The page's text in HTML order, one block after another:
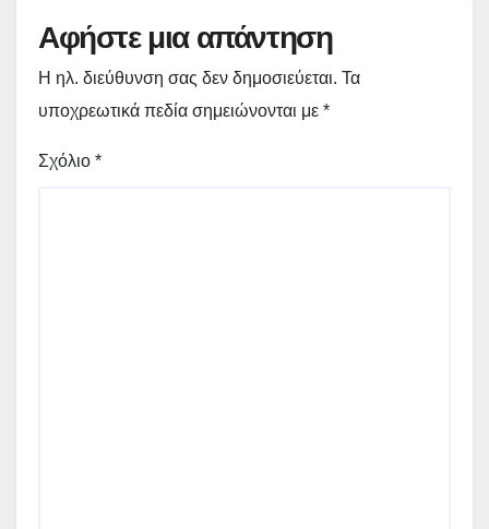
Αφήστε μια απάντηση
Η ηλ. διεύθυνση σας δεν δημοσιεύεται. Τα
υποχρεωτικά πεδία σημειώνονται με *
Σχόλιο *